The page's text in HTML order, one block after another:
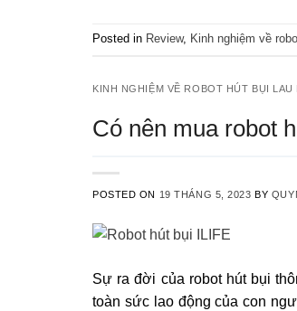
Posted in Review, Kinh nghiệm về
KINH NGHIỆM VỀ ROBOT HÚT BỤI LAU
Có nên mua robot
POSTED ON 19 THÁNG 5, 2023 BY
Sự ra đời của robot hút bụi
toàn sức lao động của con